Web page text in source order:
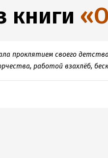
книги «
проклятием своего
работой взахлёб,